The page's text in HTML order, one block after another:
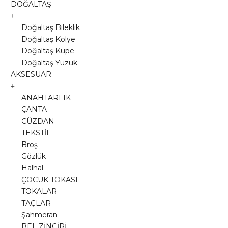
DOĞALTAŞ
Doğaltaş Bileklik
Doğaltaş Kolye
Doğaltaş Küpe
Doğaltaş Yüzük
AKSESUAR
ANAHTARLIK
ÇANTA
CÜZDAN
TEKSTİL
Broş
Gözlük
Halhal
ÇOCUK TOKASI
TOKALAR
TAÇLAR
Şahmeran